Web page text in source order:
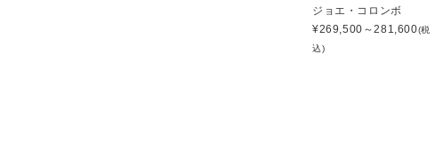
ジョエ・コロンボ
¥269,500～281,600(税
込)